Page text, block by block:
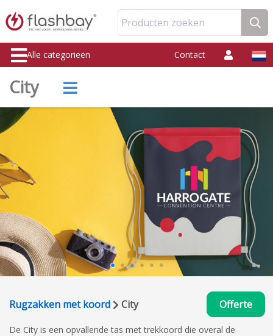
Producten zoeken
Alle categorieën Contact
City
Rugzakken met koord City Offerte
De City is een opvallende tas met trekkoord die overal de